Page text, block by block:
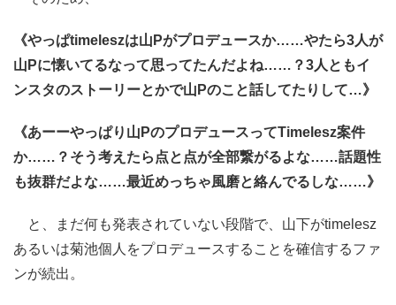
《やっぱtimeleszは山Pがプロデュースか……やたら3人が
山Pに懐いてるなって思ってたんだよね……？3人ともイ
ンスタのストーリーとかで山Pのこと話してたりして…》
《あーーやっぱり山PのプロデュースってTimelesz案件
か……？そう考えたら点と点が全部繋がるよな……話題性
も抜群だよな……最近めっちゃ風磨と絡んでるしな……》
と、まだ何も発表されていない段階で、山下がtimelesz
あるいは菊池個人をプロデュースすることを確信するファ
ンが続出。